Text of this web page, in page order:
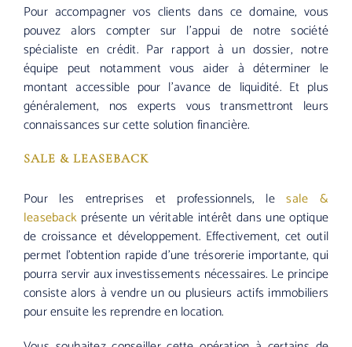
Pour accompagner vos clients dans ce domaine, vous
pouvez alors compter sur l’appui de notre société
spécialiste en crédit. Par rapport à un dossier, notre
équipe peut notamment vous aider à déterminer le
montant accessible pour l’avance de liquidité. Et plus
généralement, nos experts vous transmettront leurs
connaissances sur cette solution financière.
SALE & LEASEBACK
Pour les entreprises et professionnels, lesale &
leaseback présente un véritable intérêt dans une optique
de croissance et développement. Effectivement, cet outil
permet l’obtention rapide d’une trésorerie importante, qui
pourra servir aux investissements nécessaires. Le principe
consiste alors à vendre un ou plusieurs actifs immobiliers
pour ensuite les reprendre en location.